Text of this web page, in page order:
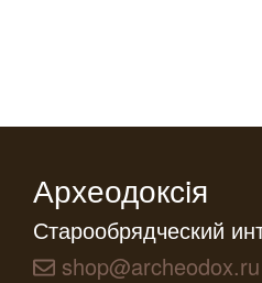
Археодоксiя
Старообрядческий
shop@archeodox.ru